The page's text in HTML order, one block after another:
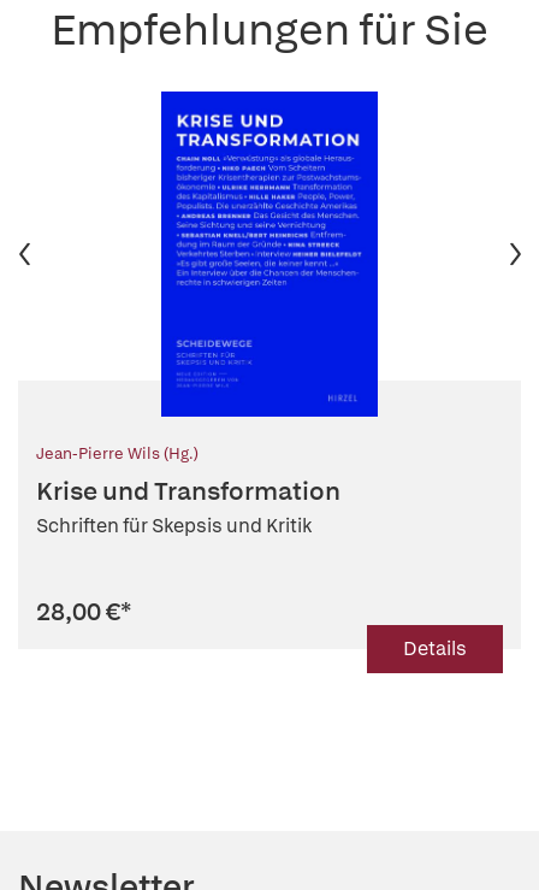
Empfehlungen für Sie
Jean-Pierre Wils (Hg.)
Krise und Transformation
Schriften für Skepsis und Kritik
28,00 €*
Details